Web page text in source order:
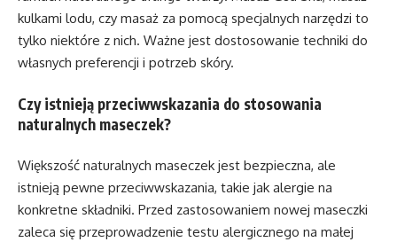
kulkami lodu, czy masaż za pomocą specjalnych narzędzi to
tylko niektóre z nich. Ważne jest dostosowanie techniki do
własnych preferencji i potrzeb skóry.
Czy istnieją przeciwwskazania do stosowania
naturalnych maseczek?
Większość naturalnych maseczek jest bezpieczna, ale
istnieją pewne przeciwwskazania, takie jak alergie na
konkretne składniki. Przed zastosowaniem nowej maseczki
zaleca się przeprowadzenie testu alergicznego na małej